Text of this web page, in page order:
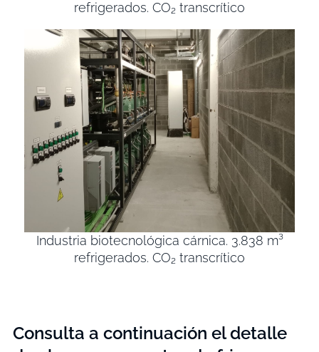
refrigerados. CO₂ transcrítico
Industria biotecnológica cárnica. 3.838 m³
refrigerados. CO₂ transcrítico
Consulta a continuación el detalle